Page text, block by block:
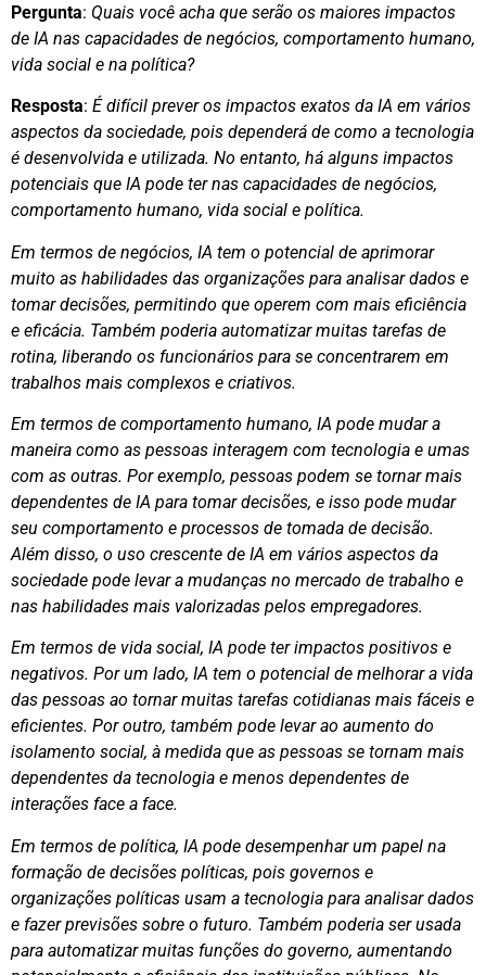
Pergunta: Quais você acha que serão os maiores impactos
de IA nas capacidades de negócios, comportamento humano,
vida social e na política?
Resposta: É difícil prever os impactos exatos da IA em vários
aspectos da sociedade, pois dependerá de como a tecnologia
é desenvolvida e utilizada. No entanto, há alguns impactos
potenciais que IA pode ter nas capacidades de negócios,
comportamento humano, vida social e política.
Em termos de negócios, IA tem o potencial de aprimorar
muito as habilidades das organizações para analisar dados e
tomar decisões, permitindo que operem com mais eficiência
e eficácia. Também poderia automatizar muitas tarefas de
rotina, liberando os funcionários para se concentrarem em
trabalhos mais complexos e criativos.
Em termos de comportamento humano, IA pode mudar a
maneira como as pessoas interagem com tecnologia e umas
com as outras. Por exemplo, pessoas podem se tornar mais
dependentes de IA para tomar decisões, e isso pode mudar
seu comportamento e processos de tomada de decisão.
Além disso, o uso crescente de IA em vários aspectos da
sociedade pode levar a mudanças no mercado de trabalho e
nas habilidades mais valorizadas pelos empregadores.
Em termos de vida social, IA pode ter impactos positivos e
negativos. Por um lado, IA tem o potencial de melhorar a vida
das pessoas ao tornar muitas tarefas cotidianas mais fáceis e
eficientes. Por outro, também pode levar ao aumento do
isolamento social, à medida que as pessoas se tornam mais
dependentes da tecnologia e menos dependentes de
interações face a face.
Em termos de política, IA pode desempenhar um papel na
formação de decisões políticas, pois governos e
organizações políticas usam a tecnologia para analisar dados
e fazer previsões sobre o futuro. Também poderia ser usada
para automatizar muitas funções do governo, aumentando